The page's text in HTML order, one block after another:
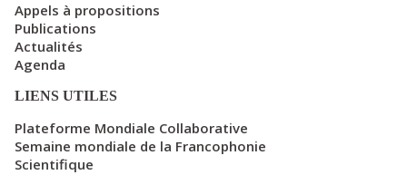
Appels à propositions
Publications
Actualités
Agenda
LIENS UTILES
Plateforme Mondiale Collaborative
Semaine mondiale de la Francophonie
Scientifique